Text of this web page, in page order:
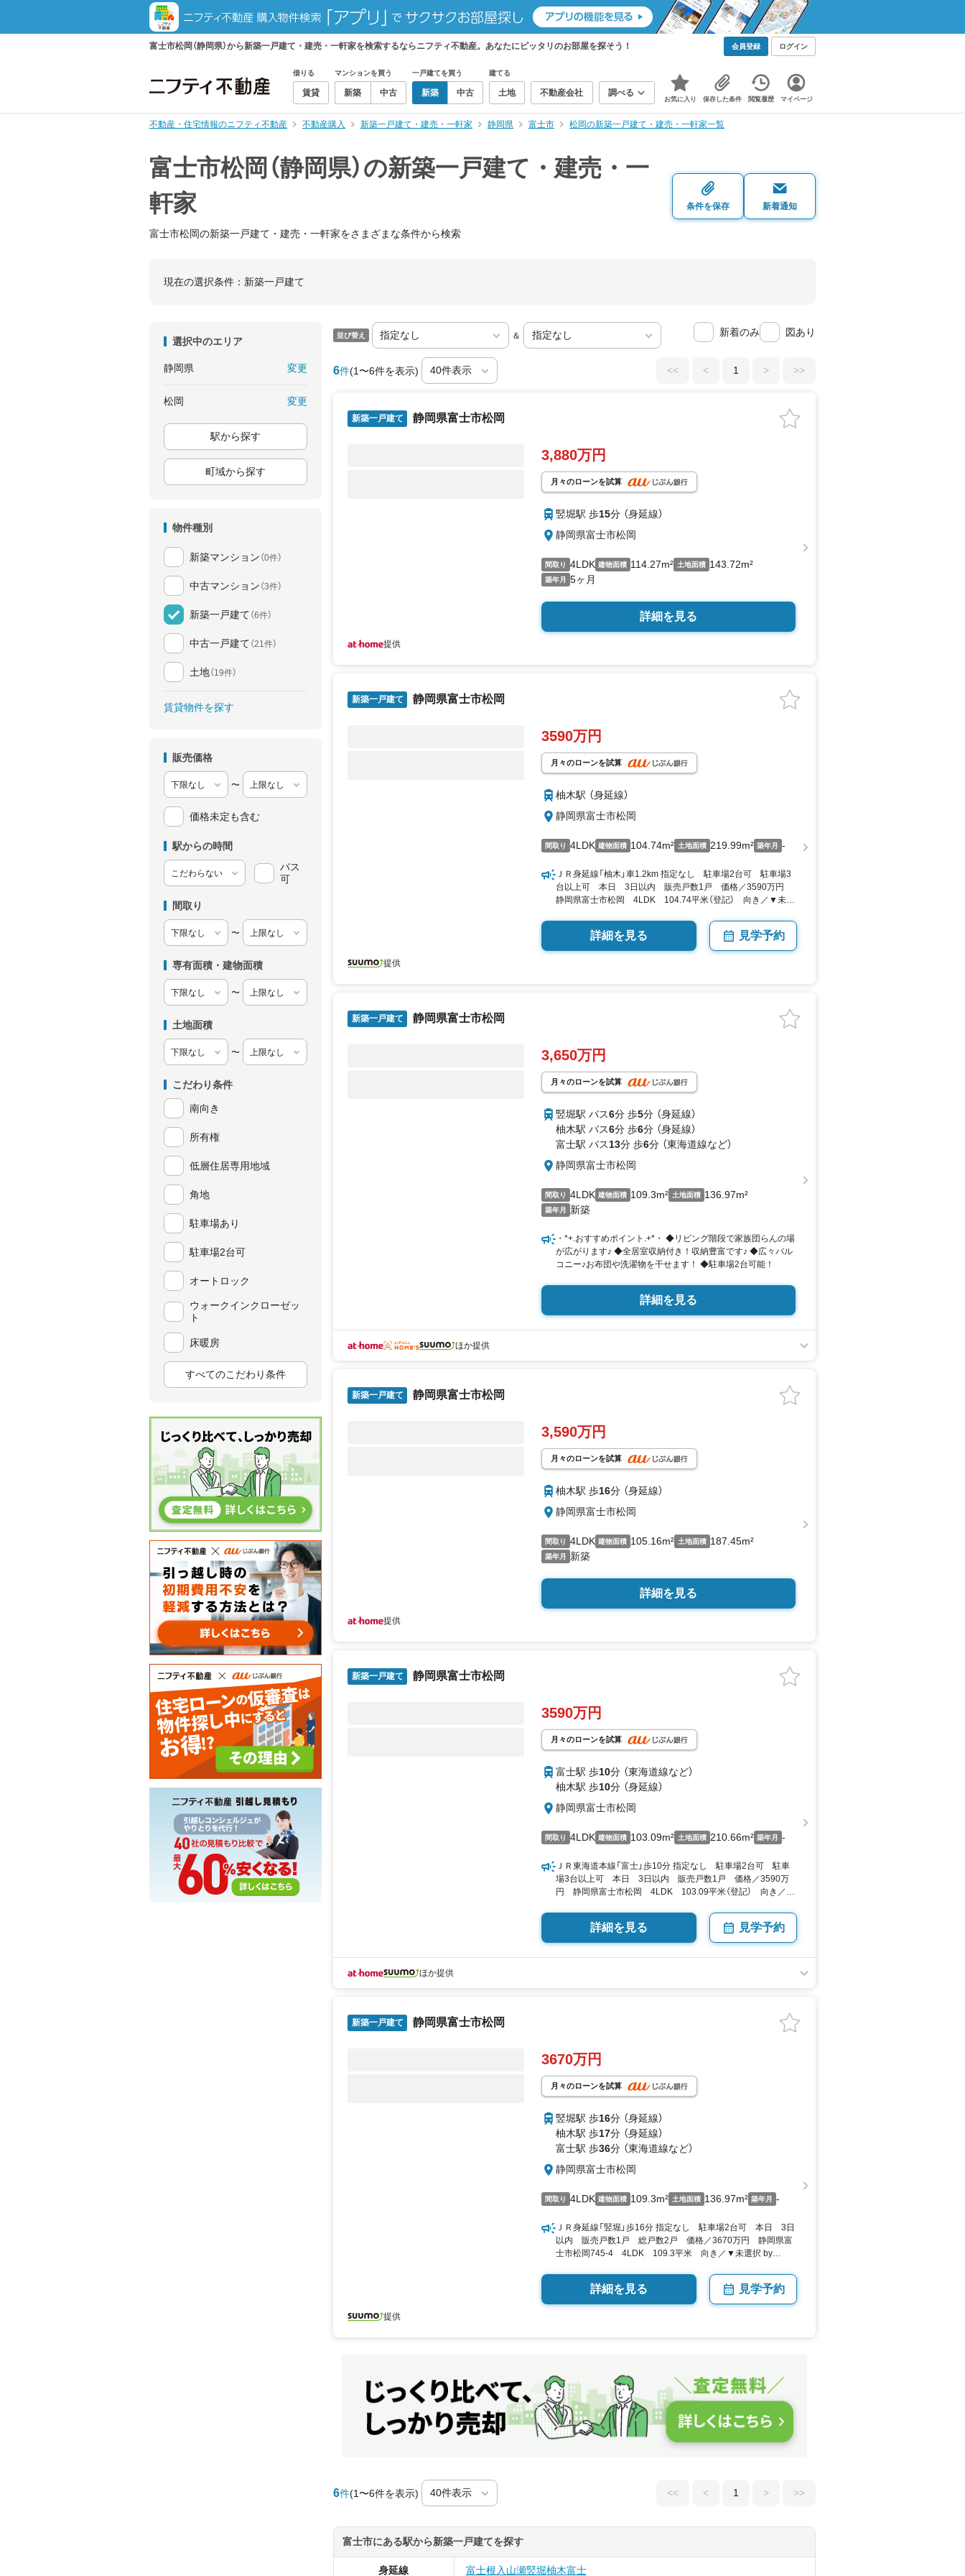
富士市松岡（静岡県）から新築一戸建て・建売・一軒家を検索するならニフティ不動産。あなたにピッタリのお部屋を探そう！ 会員登録 ログイン
借りる
賃貸
マンションを買う
新築 中古
一戸建てを買う
新築 中古
建てる
土地 不動産会社 調べる
お気に入り 保存した条件 閲覧履歴 マイページ
不動産・住宅情報のニフティ不動産 不動産購入 新築一戸建て・建売・一軒家 静岡県 富士市 松岡の新築一戸建て・建売・一軒家一覧
富士市松岡（静岡県）の新築一戸建て・建売・一
軒家
富士市松岡の新築一戸建て・建売・一軒家をさまざまな条件から検索
条件を保存 新着通知
現在の選択条件： 新築一戸建て
選択中のエリア
静岡県 変更
松岡 変更
駅から探す
町域から探す
物件種別
新築マンション （0件）
中古マンション （3件）
新築一戸建て （6件）
中古一戸建て （21件）
土地（19件）
賃貸物件を探す
販売価格
〜
価格未定も含む
駅からの時間
バス
可
間取り
〜
専有面積・建物面積
〜
土地面積
〜
こだわり条件
南向き
所有権
低層住居専用地域
角地
駐車場あり
駐車場2台可
オートロック
ウォークインクローゼッ
ト
床暖房
すべてのこだわり条件
並び替え ＆ 新着のみ 図あり
6件(1〜6件を表示) << < 1 > >>
新築一戸建て 静岡県富士市松岡
3,880万円
月々のローンを試算
竪堀駅 歩15分 （身延線）
静岡県富士市松岡
間取り 4LDK 建物面積 114.27m² 土地面積 143.72m²
築年月 5ヶ月
詳細を見る
提供
新築一戸建て 静岡県富士市松岡
3590万円
月々のローンを試算
柚木駅 （身延線）
静岡県富士市松岡
間取り 4LDK 建物面積 104.74m² 土地面積 219.99m² 築年月 -
ＪＲ身延線「柚木」車1.2km 指定なし 駐車場2台可 駐車場3
台以上可 本日 3日以内 販売戸数1戸 価格／3590万円
静岡県富士市松岡 4LDK 104.74平米（登記） 向き／▼未選
詳細を見る 見学予約
提供
新築一戸建て 静岡県富士市松岡
3,650万円
月々のローンを試算
竪堀駅 バス6分 歩5分 （身延線）
柚木駅 バス6分 歩6分 （身延線）
富士駅 バス13分 歩6分 （東海道線など）
静岡県富士市松岡
間取り 4LDK 建物面積 109.3m² 土地面積 136.97m²
築年月 新築
・*+.おすすめポイント.+*・ ◆リビング階段で家族団らんの場
が広がります♪ ◆全居室収納付き！収納豊富です♪ ◆広々バル
コニー♪お布団や洗濯物を干せます！ ◆駐車場2台可能！
詳細を見る
ほか提供
新築一戸建て 静岡県富士市松岡
3,590万円
月々のローンを試算
柚木駅 歩16分 （身延線）
静岡県富士市松岡
間取り 4LDK 建物面積 105.16m² 土地面積 187.45m²
築年月 新築
詳細を見る
提供
新築一戸建て 静岡県富士市松岡
3590万円
月々のローンを試算
富士駅 歩10分 （東海道線など）
柚木駅 歩10分 （身延線）
静岡県富士市松岡
間取り 4LDK 建物面積 103.09m² 土地面積 210.66m² 築年月 -
ＪＲ東海道本線「富士」歩10分 指定なし 駐車場2台可 駐車
場3台以上可 本日 3日以内 販売戸数1戸 価格／3590万
円 静岡県富士市松岡 4LDK 103.09平米（登記） 向き／▼
詳細を見る 見学予約
ほか提供
新築一戸建て 静岡県富士市松岡
3670万円
月々のローンを試算
竪堀駅 歩16分 （身延線）
柚木駅 歩17分 （身延線）
富士駅 歩36分 （東海道線など）
静岡県富士市松岡
間取り 4LDK 建物面積 109.3m² 土地面積 136.97m² 築年月 -
ＪＲ身延線「竪堀」歩16分 指定なし 駐車場2台可 本日 3日
以内 販売戸数1戸 総戸数2戸 価格／3670万円 静岡県富
士市松岡745-4 4LDK 109.3平米 向き／▼未選択 by
詳細を見る 見学予約
提供
6件(1〜6件を表示) << < 1 > >>
富士市にある駅から新築一戸建てを探す
身延線 富士根入山瀬竪堀柚木富士